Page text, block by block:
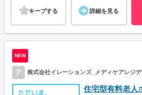
キープする 詳細を見る
NEW
ア 株式会社イレーションズ_メディケアレジ
住宅型有料老人